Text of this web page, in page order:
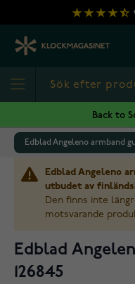
Hoppa till innehållet
Back to
Edblad Angeleno armband
Edblad Angeleno
utbudet av
Den finns inte
motsvarande
Edblad
126845